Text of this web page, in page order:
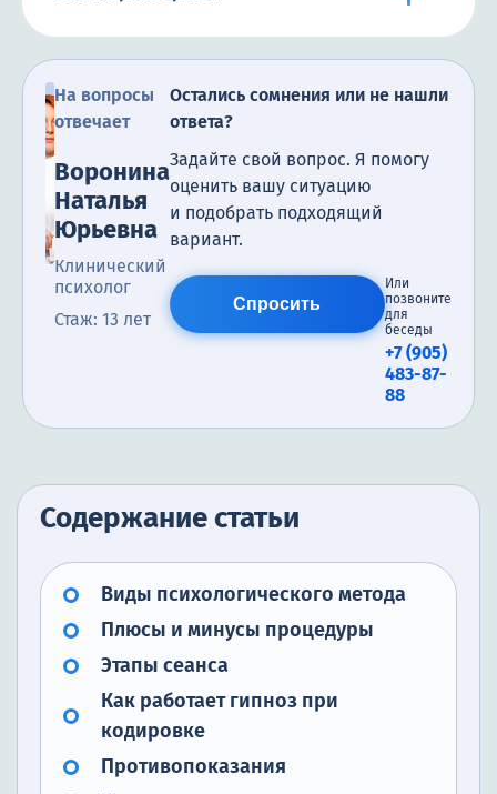
На вопросы
отвечает
Воронина
Наталья
Юрьевна
Клинический
психолог
Стаж: 13 лет
Остались сомнения или не нашли
ответа?
Задайте свой вопрос. Я помогу
оценить вашу ситуацию
и подобрать подходящий
вариант.
Спросить
Или
позвоните
для
беседы
+7 (905)
483-87-
88
Содержание статьи
Виды психологического метода
Плюсы и минусы процедуры
Этапы сеанса
Как работает гипноз при
кодировке
Противопоказания